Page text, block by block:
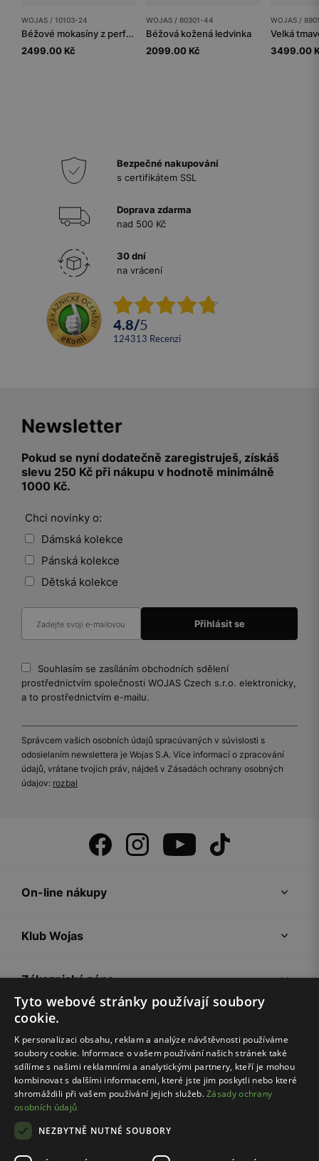
WOJAS / 10103-24
Béžové mokasíny z perforované kůže
2499.00 Kč
WOJAS / 80301-44
Béžová kožená ledvinka
2099.00 Kč
WOJAS /
3499.00
Bezpečné nakupování
s certifikátem SSL
Doprava zdarma
nad 500 Kč
30 dní
na vrácení
4.8/5
124313 recenzí
Newsletter
Pokud se nyní dodatečně zaregistruješ, získáš
slevu 250 Kč při nákupu v hodnotě minimálně
1000 Kč.
Chci novinky o:
Dámská kolekce
Pánská kolekce
Dětská kolekce
Souhlasím se zasíláním obchodních sdělení
prostřednictvím společnosti WOJAS Czech s.r.o. elektronicky,
a to prostřednictvím e-mailu.
Správcem vašich osobních údajů spracúvaných v súvislosti s
odosielaním newslettera je Wojas S.A. Více informací o zpracování
údajů, vrátane tvojich práv, nájdeš v Zásadách ochrany osobných
údajov: rozbal
On-line nákupy
Klub Wojas
Zákaznická zóna
Společnost Wojas
Rady
Tyto webové stránky používají soubory
cookie.
K personalizaci obsahu, reklam a analýze návštěvnosti používáme
soubory cookie. Informace o vašem používání našich stránek také
sdílíme s našimi reklamními a analytickými partnery, kteří je mohou
kombinovat s dalšími informacemi, které jste jim poskytli nebo které
shromáždili při vašem používání jejich služeb.Zásady ochrany
osobních údajů
NEZBYTNĚ NUTNÉ SOUBORY